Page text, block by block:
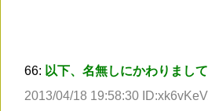
66: 以下、名無しにかわりまし
2013/04/18 19:58:30